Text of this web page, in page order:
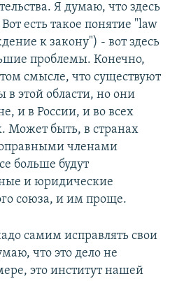
Я думаю, что здесь
есть такое понятие "law
к закону") - вот здесь
проблемы. Конечно,
смысле, что существуют
в этой области, но они
и в России, и во всех
Может быть, в странах
членами
больше будут
и юридические
союза, и им проще.
самим исправлять свои
что это дело не
это институт нашей